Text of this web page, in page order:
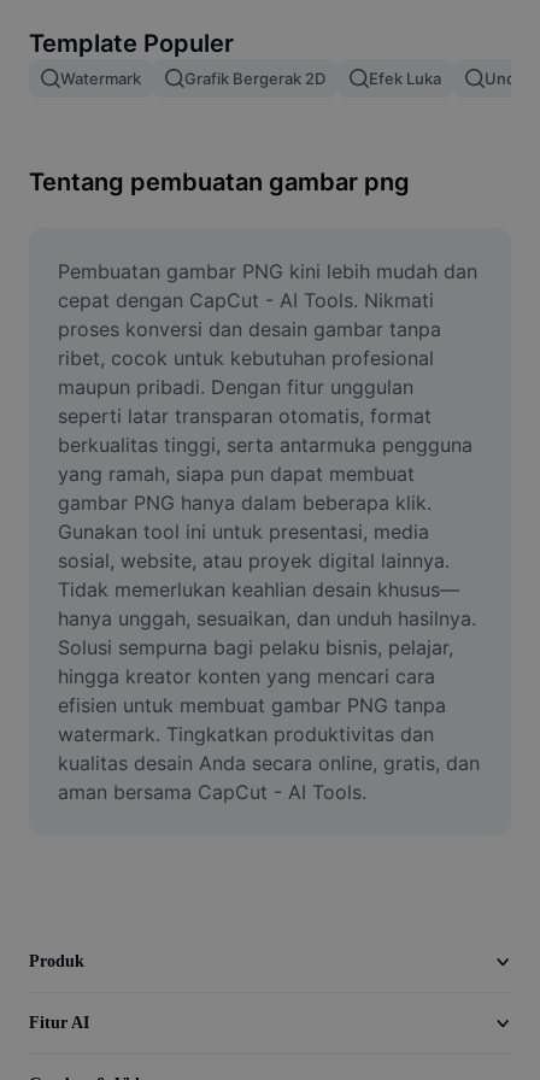
Gabung gambar
Ubah Ukuran Gambar
Pembuat Meme
AI Text Remover
AI People Remover
AI Inpainting
Face Cutout
Video
Hapus latar belakang video
Tingkatkan kualitas
Editor Video
Pangkas Video
Tambahkan Subtitle ke Video
Template Populer
Watermark Grafik Bergerak 2D Efek Luka Unduh
Tentang pembuatan gambar png
Pembuatan gambar PNG kini lebih mudah dan
cepat dengan CapCut - AI Tools. Nikmati
proses konversi dan desain gambar tanpa
ribet, cocok untuk kebutuhan profesional
maupun pribadi. Dengan fitur unggulan
seperti latar transparan otomatis, format
berkualitas tinggi, serta antarmuka pengguna
yang ramah, siapa pun dapat membuat
gambar PNG hanya dalam beberapa klik.
Gunakan tool ini untuk presentasi, media
sosial, website, atau proyek digital lainnya.
Tidak memerlukan keahlian desain khusus—
hanya unggah, sesuaikan, dan unduh hasilnya.
Solusi sempurna bagi pelaku bisnis, pelajar,
hingga kreator konten yang mencari cara
efisien untuk membuat gambar PNG tanpa
watermark. Tingkatkan produktivitas dan
kualitas desain Anda secara online, gratis, dan
aman bersama CapCut - AI Tools.
Produk
Fitur AI